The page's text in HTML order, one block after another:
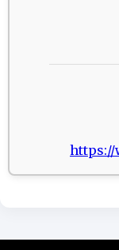
https://